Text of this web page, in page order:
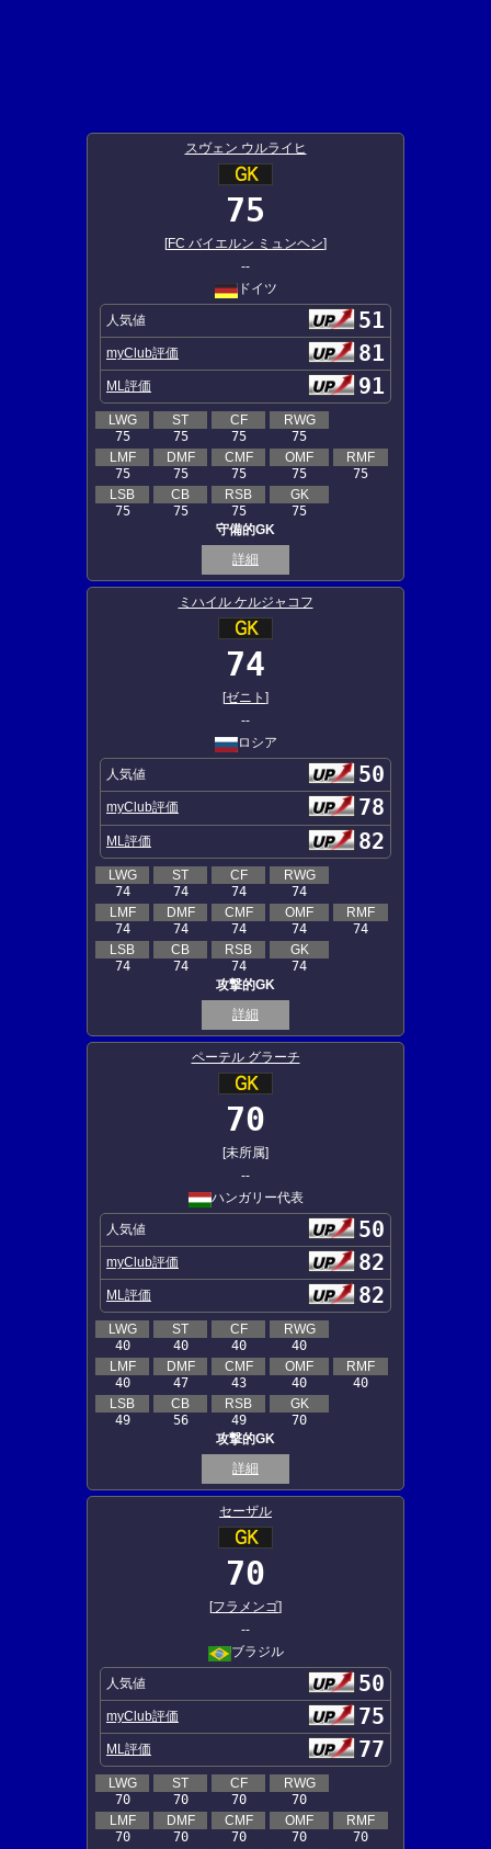
スヴェン ウルライヒ
75
[FC バイエルン ミュンヘン]
--
ドイツ
人気値 51
myClub評価 81
ML評価 91
LWG
75
ST
75
CF
75
RWG
75
LMF
75
DMF
75
CMF
75
OMF
75
RMF
75
LSB
75
CB
75
RSB
75
GK
75
守備的GK
詳細
ミハイル ケルジャコフ
74
[ゼニト ]
--
ロシア
人気値 50
myClub評価 78
ML評価 82
LWG
74
ST
74
CF
74
RWG
74
LMF
74
DMF
74
CMF
74
OMF
74
RMF
74
LSB
74
CB
74
RSB
74
GK
74
攻撃的GK
詳細
ペーテル グラーチ
70
[未所属]
--
ハンガリー代表
人気値 50
myClub評価 82
ML評価 82
LWG
40
ST
40
CF
40
RWG
40
LMF
40
DMF
47
CMF
43
OMF
40
RMF
40
LSB
49
CB
56
RSB
49
GK
70
攻撃的GK
詳細
セーザル
70
[フラメンゴ]
--
ブラジル
人気値 50
myClub評価 75
ML評価 77
LWG
70
ST
70
CF
70
RWG
70
LMF
70
DMF
70
CMF
70
OMF
70
RMF
70